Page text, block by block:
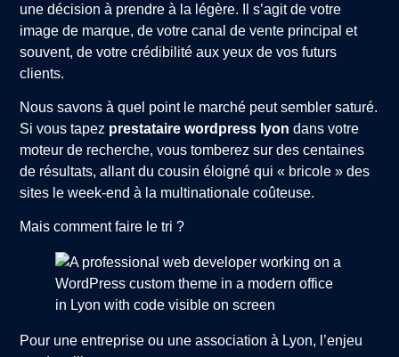
une décision à prendre à la légère. Il s’agit de votre
image de marque, de votre canal de vente principal et
souvent, de votre crédibilité aux yeux de vos futurs
clients.
Nous savons à quel point le marché peut sembler saturé.
Si vous tapez prestataire wordpress lyon dans votre
moteur de recherche, vous tomberez sur des centaines
de résultats, allant du cousin éloigné qui « bricole » des
sites le week-end à la multinationale coûteuse.
Mais comment faire le tri ?
Pour une entreprise ou une association à Lyon, l’enjeu